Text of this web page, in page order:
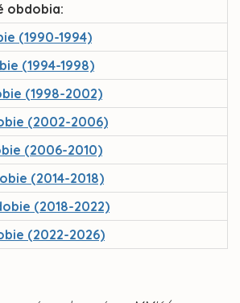
obdobia:
(1990-1994)
(1994-1998)
(1998-2002)
(2002-2006)
(2006-2010)
(2014-2018)
(2018-2022)
(2022-2026)